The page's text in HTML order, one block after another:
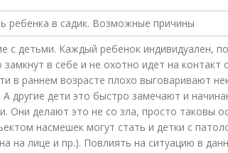
с детьми. Каждый ребенок индивидуален,
в себе и не охотно идет на контакт
в раннем возрасте плохо выговаривают
другие дети это быстро замечают и
Они делают это не со зла, просто таковы
насмешек могут стать и детки с
на лице и пр.). Повлиять на ситуацию в